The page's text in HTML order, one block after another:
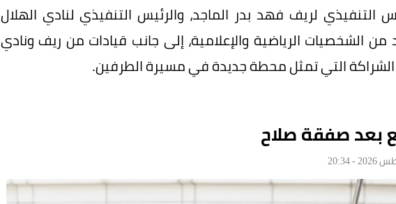
التنفيذي لريف فهد بدر الماجد، والرئيس التنفيذي لنادي الهلال
الشخصيات الرياضية والإعلامية، إلى جانب قيادات من ريف ونادي
التي تمثل محطة جديدة في مسيرة الطرفين.
بعد صفقة صلاح